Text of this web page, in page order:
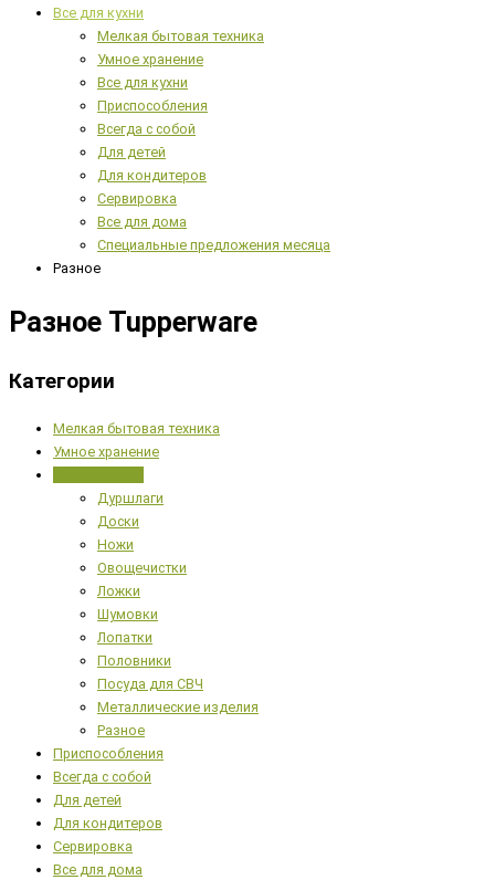
Все для кухни
Мелкая бытовая техника
Умное хранение
Все для кухни
Приспособления
Всегда с собой
Для детей
Для кондитеров
Сервировка
Все для дома
Специальные предложения месяца
Разное
Разное Tupperware
Категории
Мелкая бытовая техника
Умное хранение
Дуршлаги
Доски
Ножи
Овощечистки
Ложки
Шумовки
Лопатки
Половники
Посуда для СВЧ
Металлические изделия
Разное
Приспособления
Всегда с собой
Для детей
Для кондитеров
Сервировка
Все для дома